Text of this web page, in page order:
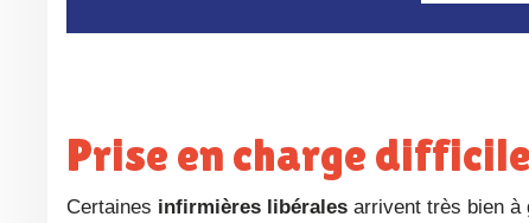
Prise en charge
Certaines infirmières libérales arrivent très bien à